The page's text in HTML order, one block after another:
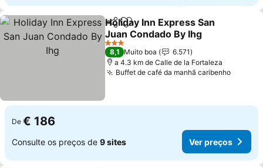
PartilharAdicionar aos favoritos
Holiday Inn Express San
Juan Condado By Ihg
Ver preços
3 Estrelas
8,1 Muito boa
6.571
a 4.3 km de Calle de la Fortaleza
Buffet de café da manhã caribenhoVer
De € 186
Consulte os preços de 9 sites Ver preços